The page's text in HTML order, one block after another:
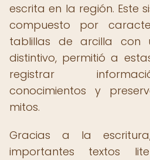
escrita en la región. Este
compuesto por
tablillas de arcilla con
distintivo, permitió a
registrar
conocimientos y
mitos.
Gracias a la
importantes textos